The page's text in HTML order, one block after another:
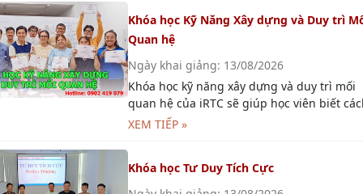
thể tự xây dựng bài thuyết trình một cách
chuyên nghiệp và thuyết trình trước đám
một cách lôi cuốn.
XEM TIẾP »
Khóa học Kỹ Năng Lập Kế Hoạch Chuyên
Nghiệp
Ngày khai giảng: 14/08/2026
không chỉ giúp học viên phát triển năng lực
lập kế hoạch của cá nhân mà còn tập trung
vào ứng dụng các kiến thức được học vào
XEM TIẾP »